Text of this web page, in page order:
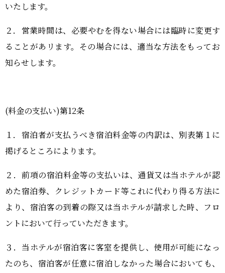
いたします。
２．営業時間は、必要やむを得ない場合には臨時に変更す
ることがあリます。その場合には、適当な方法をもってお
知らせします。
(料金の支払い)第12条
１．宿泊者が支払うべき宿泊料金等の内訳は、別表第１に
掲げるところによります。
２．前項の宿泊料金等の支払いは、通貨又は当ホテルが認
めた宿泊券、クレジットカード等これに代わり得る方法に
より、宿泊客の到着の際又は当ホテルが請求した時、フロ
ントにおいて行っていただきます。
３．当ホテルが宿泊客に客室を提供し、使用が可能になっ
たのち、宿泊客が任意に宿泊しなかった場合においても、